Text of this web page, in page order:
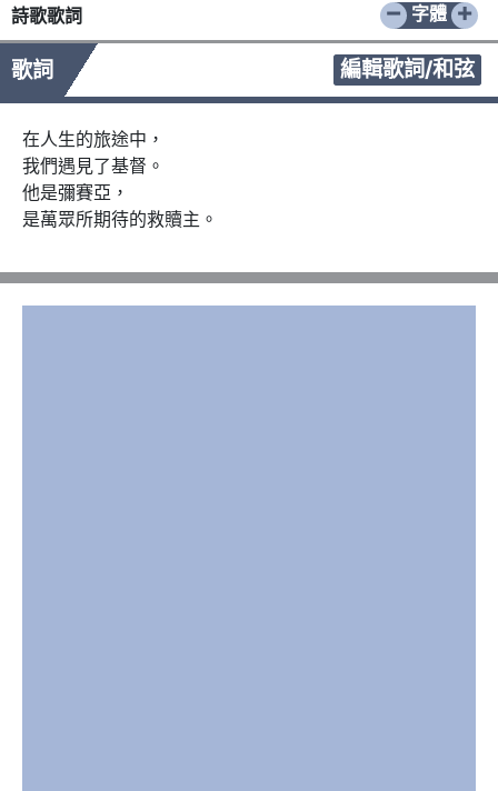
詩歌歌詞 − +
字體
歌詞 編輯歌詞/和弦
在人生的旅途中，
我們遇見了基督。
他是彌賽亞，
是萬眾所期待的救贖主。